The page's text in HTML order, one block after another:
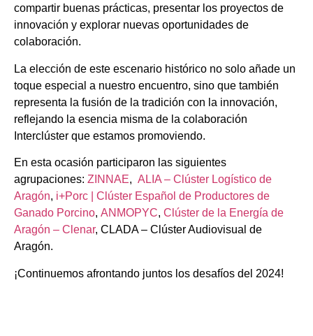
compartir buenas prácticas, presentar los proyectos de
innovación y explorar nuevas oportunidades de
colaboración.
La elección de este escenario histórico no solo añade un
toque especial a nuestro encuentro, sino que también
representa la fusión de la tradición con la innovación,
reflejando la esencia misma de la colaboración
Interclúster que estamos promoviendo.
En esta ocasión participaron las siguientes
agrupaciones: ZINNAE, ALIA – Clúster Logístico de
Aragón, i+Porc | Clúster Español de Productores de
Ganado Porcino, ANMOPYC, Clúster de la Energía de
Aragón – Clenar, CLADA – Clúster Audiovisual de
Aragón.
¡Continuemos afrontando juntos los desafíos del 2024!